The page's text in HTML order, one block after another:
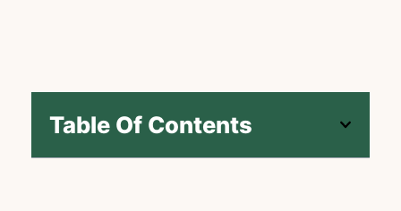
Table Of Contents